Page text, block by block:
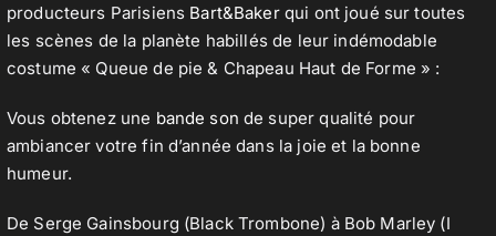
producteurs Parisiens Bart&Bakerqui ont joué sur toutes
les scènes de la planète habillés de leur indémodable
costume « Queue de pie & Chapeau Haut de Forme » :
Vous obtenez une bande son de super qualité pour
ambiancer votre fin d’année dans la joie et la bonne
humeur.
De Serge Gainsbourg (Black Trombone) à Bob Marley (I